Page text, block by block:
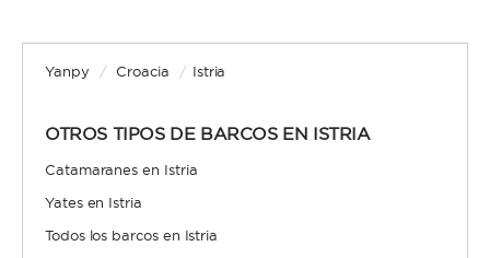
Yanpy / Croacia / Istria
OTROS TIPOS DE BARCOS EN ISTRIA
Catamaranes en Istria
Yates en Istria
Todos los barcos en Istria